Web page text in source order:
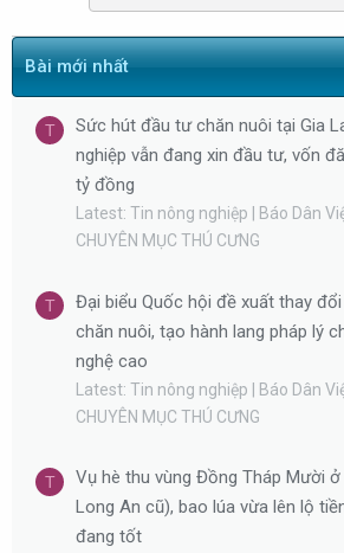
Bài mới nhất
T
Sức hút đầu tư chăn nuôi tại Gia
nghiệp vẫn đang xin đầu tư, vốn
tỷ đồng
Latest: Tin nông nghiệp | Báo Dân
CHUYÊN MỤC THÚ CƯNG
T
Đại biểu Quốc hội đề xuất thay
chăn nuôi, tạo hành lang pháp lý
nghệ cao
Latest: Tin nông nghiệp | Báo Dân
CHUYÊN MỤC THÚ CƯNG
T
Vụ hè thu vùng Đồng Tháp Mười ở
Long An cũ), bao lúa vừa lên lộ
đang tốt